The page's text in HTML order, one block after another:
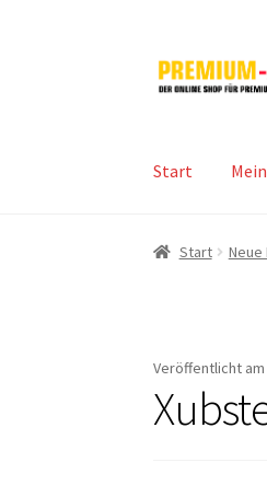
Zur
Navigation
Zum
Inhalt
Start
Start Neue
Veröffentlicht am